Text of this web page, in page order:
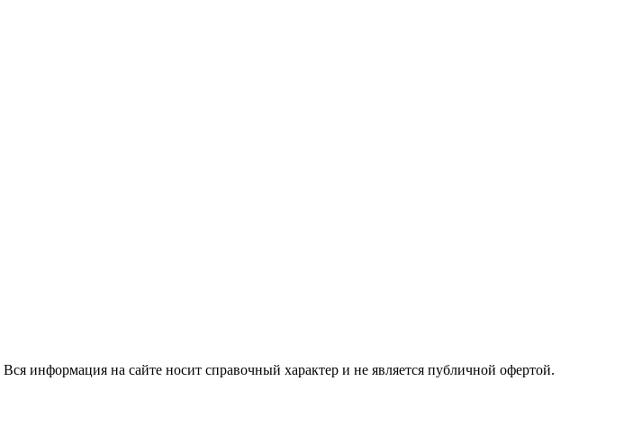
Вся информация на сайте носит справочный характер и не является публичной офертой.